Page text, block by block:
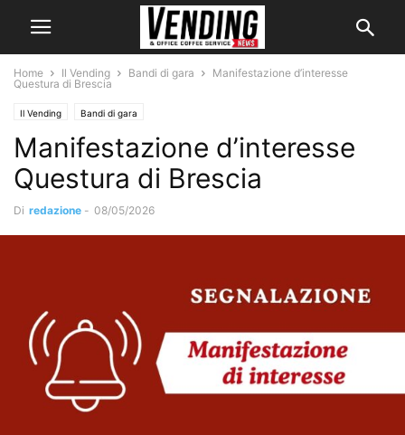
Home Il Vending Bandi di gara
Manifestazione d’interesse
Questura di Brescia
Il Vending Bandi di gara
Manifestazione d’interesse
Questura di Brescia
Di redazione - 08/05/2026